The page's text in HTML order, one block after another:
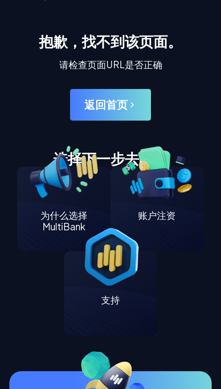
抱歉，找不到该页面。
请检查页面URL是否正确
返回首页
选择下一步去哪里
为什么选择
MultiBank
账户注资
支持